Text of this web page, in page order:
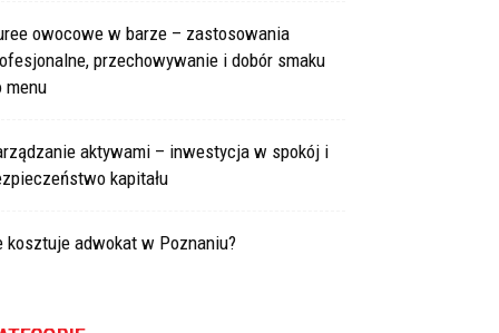
owocowe w barze – zastosowania
przechowywanie i dobór smaku
menu
aktywami – inwestycja w spokój i
kapitału
kosztuje adwokat w Poznaniu?